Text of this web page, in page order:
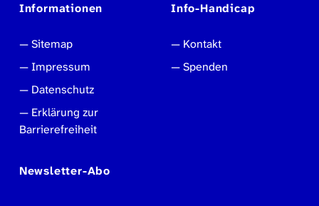
Informationen
Sitemap
Impressum
Datenschutz
Erklärung zur
Barrierefreiheit
Info-Handicap
Kontakt
Spenden
Newsletter-Abo